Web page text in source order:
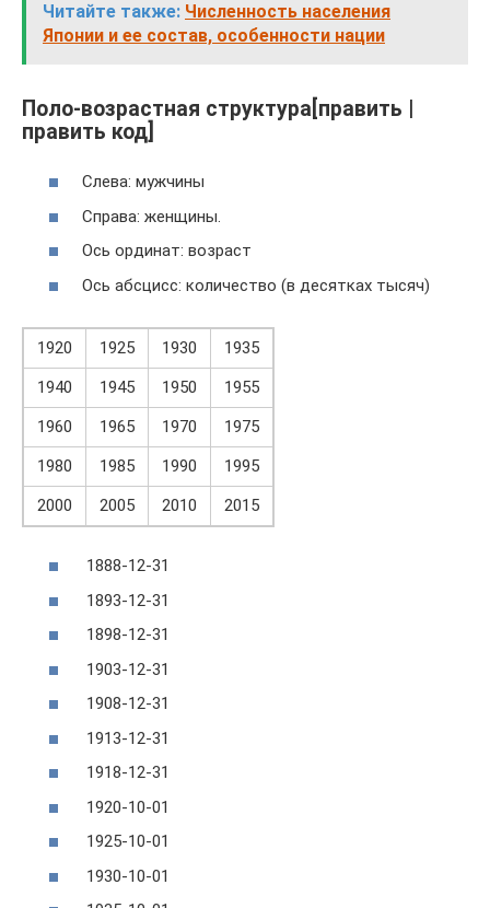
Читайте также: Численность населения
Японии и ее состав, особенности нации
Поло-возрастная структура[править |
править код]
Слева: мужчины
Справа: женщины.
Ось ординат: возраст
Ось абсцисс: количество (в десятках тысяч)
1920 1925 1930
1935
1940
1945 1950
1955
1960
1965 1970
1975
1980
1985 1990
1995
2000
2005 2010 2015
1888-12-31
1893-12-31
1898-12-31
1903-12-31
1908-12-31
1913-12-31
1918-12-31
1920-10-01
1925-10-01
1930-10-01